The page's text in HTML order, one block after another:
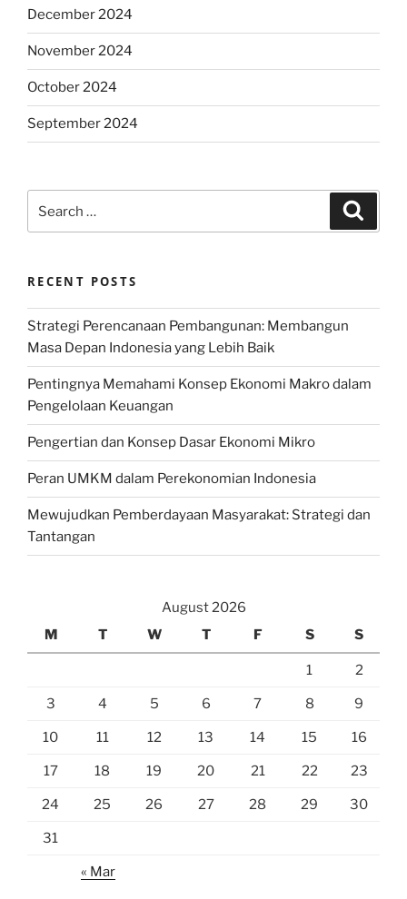
December 2024
November 2024
October 2024
September 2024
for:
RECENT POSTS
Strategi Perencanaan Pembangunan: Membangun
Masa Depan Indonesia yang Lebih Baik
Pentingnya Memahami Konsep Ekonomi Makro dalam
Pengelolaan Keuangan
Pengertian dan Konsep Dasar Ekonomi Mikro
Peran UMKM dalam Perekonomian Indonesia
Mewujudkan Pemberdayaan Masyarakat: Strategi dan
Tantangan
August 2026
M
T W T F S S
1 2
3 4 5 6 7 8 9
10 11 12 13 14 15 16
17 18 19 20 21 22 23
24 25 26 27 28 29 30
31
« Mar